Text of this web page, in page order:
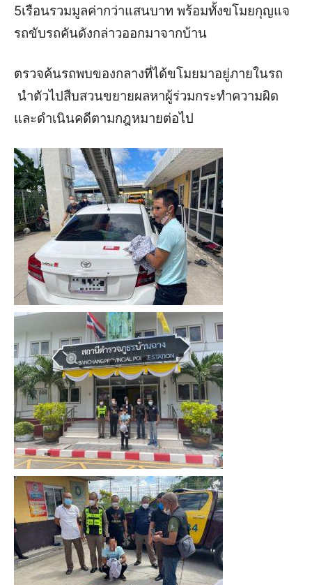
5เรือนรวมมูลค่ากว่าแสนบาท พร้อมทั้งขโมยกุญแจ
รถขับรถคันดังกล่าวออกมาจากบ้าน
ตรวจค้นรถพบของกลางที่ได้ขโมยมาอยู่ภายในรถ
นำตัวไปสืบสวนขยายผลหาผู้ร่วมกระทำความผิด
และดำเนินคดีตามกฎหมายต่อไป